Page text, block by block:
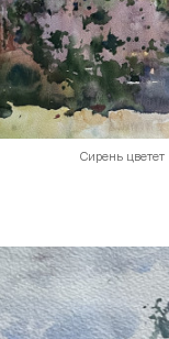
Сирень цветет